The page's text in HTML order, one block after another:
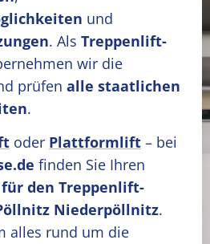
und
. Als Treppenlift-
wir die
prüfen alle staatlichen
.
oder Plattformlift – bei
finden Sie Ihren
den Treppenlift-
Niederpöllnitz.
alles rund um die